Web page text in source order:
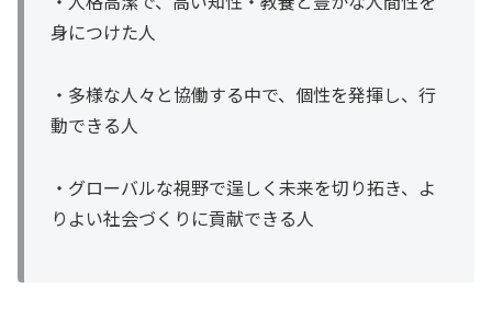
身につけた人
・多様な人々と協働する中で、個性を発揮し、行
動できる人
・グローバルな視野で逞しく未来を切り拓き、よ
りよい社会づくりに貢献できる人